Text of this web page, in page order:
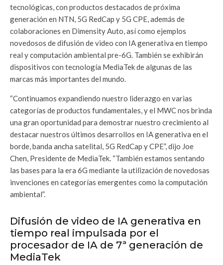
tecnológicas, con productos destacados de próxima
generación en NTN, 5G RedCap y 5G CPE, además de
colaboraciones en Dimensity Auto, así como ejemplos
novedosos de difusión de video con IA generativa en tiempo
real y computación ambiental pre-6G. También se exhibirán
dispositivos con tecnología MediaTek de algunas de las
marcas más importantes del mundo.
“Continuamos expandiendo nuestro liderazgo en varias
categorías de productos fundamentales, y el MWC nos brinda
una gran oportunidad para demostrar nuestro crecimiento al
destacar nuestros últimos desarrollos en IA generativa en el
borde, banda ancha satelital, 5G RedCap y CPE”, dijo Joe
Chen, Presidente de MediaTek. “También estamos sentando
las bases para la era 6G mediante la utilización de novedosas
invenciones en categorías emergentes como la computación
ambiental”.
Difusión de video de IA generativa en
tiempo real impulsada por el
procesador de IA de 7ª generación de
MediaTek